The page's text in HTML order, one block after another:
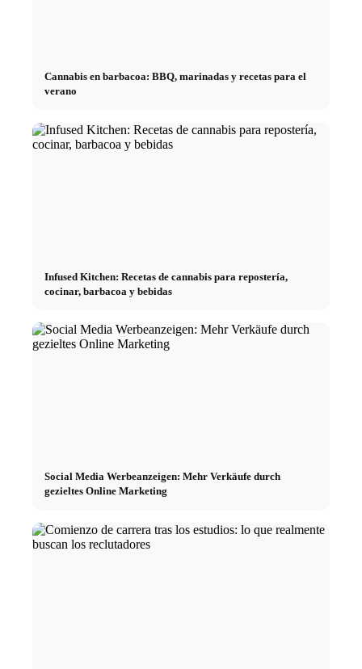
Cannabis en barbacoa: BBQ, marinadas y recetas para el
verano
Infused Kitchen: Recetas de cannabis para repostería,
cocinar, barbacoa y bebidas
Social Media Werbeanzeigen: Mehr Verkäufe durch
gezieltes Online Marketing